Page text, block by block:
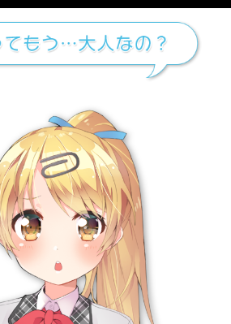
chobit(ちょび
くわーくす 拷問 の検索結果
PC版に切り替え
個人情報の取扱い
コンプライアンスポリシー
スメントに対する行動指針
ヘルプ
関連サービス
オンラインゲームサイト
にじGAME
二次元コミュニティサイト